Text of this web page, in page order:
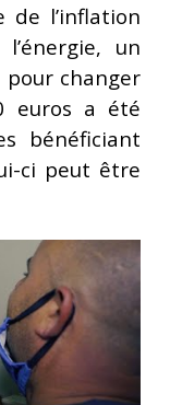
l’inflation
un
changer
euros a été
bénéficiant
ci peut être